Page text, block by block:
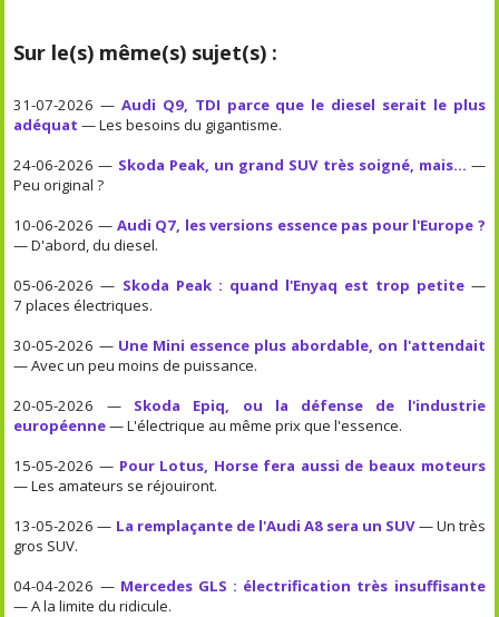
Sur le(s) même(s) sujet(s) :
31-07-2026 —Audi Q9, TDI parce que le diesel serait le plus
adéquat — Les besoins du gigantisme.
24-06-2026 — Skoda Peak, un grand SUV très soigné, mais... —
Peu original ?
10-06-2026 — Audi Q7, les versions essence pas pour l'Europe ?
— D'abord, du diesel.
05-06-2026 — Skoda Peak : quand l'Enyaq est trop petite—
7 places électriques.
30-05-2026 — Une Mini essence plus abordable, on l'attendait
— Avec un peu moins de puissance.
20-05-2026 — Skoda Epiq, ou la défense de l'industrie
européenne— L'électrique au même prix que l'essence.
15-05-2026 — Pour Lotus, Horse fera aussi de beaux moteurs
— Les amateurs se réjouiront.
13-05-2026 — La remplaçante de l'Audi A8 sera un SUV— Un très
gros SUV.
04-04-2026 — Mercedes GLS : électrification très insuffisante
— A la limite du ridicule.